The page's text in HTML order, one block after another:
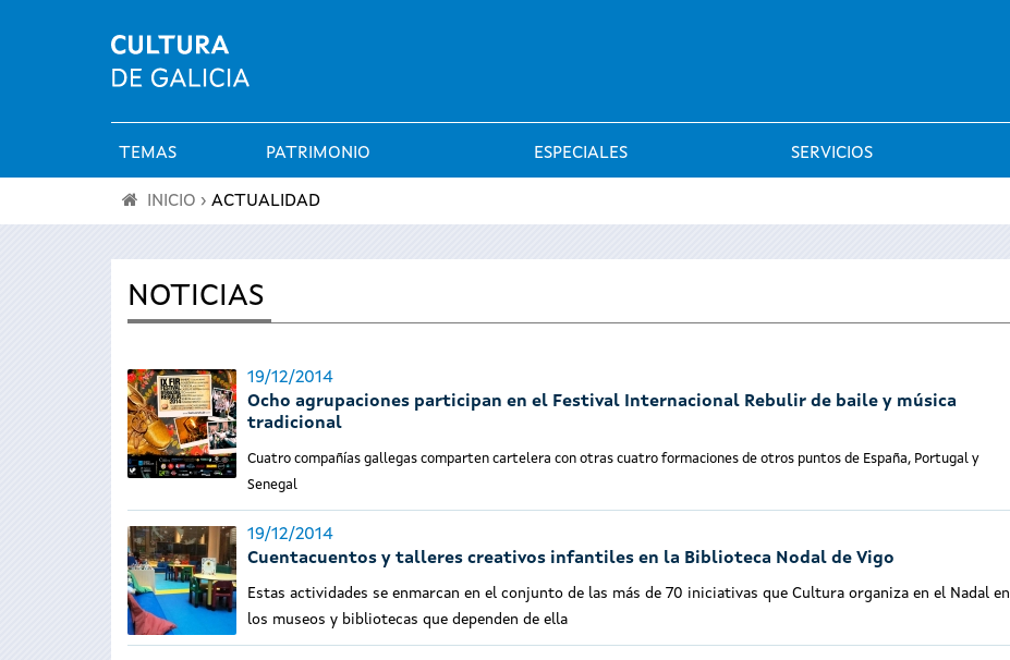
Menú
principal
TEMAS PATRIMONIO ESPECIALES SERVICIOS
encuentra
aquí
INICIO › ACTUALIDAD
NOTICIAS
19/12/2014
Ocho agrupaciones participan en el Festival Internacional Rebulir de baile y música
tradicional
Cuatro compañías gallegas comparten cartelera con otras cuatro formaciones de otros puntos de España, Portugal y
Senegal
19/12/2014
Cuentacuentos y talleres creativos infantiles en la Biblioteca Nodal de Vigo
Estas actividades se enmarcan en el conjunto de las más de 70 iniciativas que Cultura organiza en el Nadal en
los museos y bibliotecas que dependen de ella